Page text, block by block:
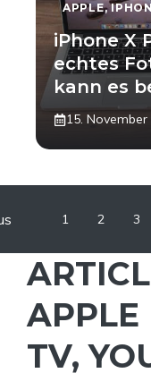
APPLE,
iPhone X
echtes
kann es
15. November
1 2 3
APPLE
TV,